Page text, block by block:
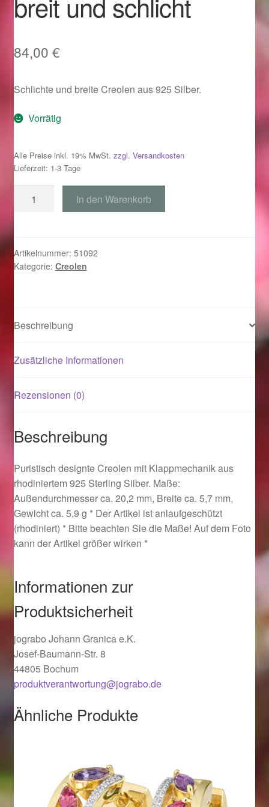
Im Gedenken an
Kasse
Liefer- und Versandkosten
Magisches und Festliches zu Halloween
Magisches und Festliches zu Halloween
Magisches und Festliches zu Halloween 2022
Mein Konto
Logout
Ostergeschenke finden für Ostern 2017
Ostergeschenke finden für Ostern 2018
Ostergeschenke finden für Ostern 2019
Ostergeschenke finden für Ostern 2020
Ostergeschenke finden für Ostern 2021
Ostergeschenke finden für Ostern 2022
Partner
Shop
Startseite
84,00 €
Schlichte und breite Creolen aus 925 Silber.
Vorrätig
Alle Preise inkl. 19% MwSt. zzgl. Versandkosten
Lieferzeit: 1-3 Tage
Silber
breit
und
schlicht
In den Warenkorb
Artikelnummer: 51092
Kategorie: Creolen
Beschreibung
Zusätzliche Informationen
Rezensionen (0)
Beschreibung
Puristisch designte Creolen mit Klappmechanik aus
rhodiniertem 925 Sterling Silber. Maße:
Außendurchmesser ca. 20,2 mm, Breite ca. 5,7 mm,
Gewicht ca. 5,9 g * Der Artikel ist anlaufgeschützt
(rhodiniert) * Bitte beachten Sie die Maße! Auf dem Foto
kann der Artikel größer wirken *
Informationen zur
Produktsicherheit
jograbo Johann Granica e.K.
Josef-Baumann-Str. 8
44805 Bochum
produktverantwortung@jograbo.de
Ähnliche Produkte